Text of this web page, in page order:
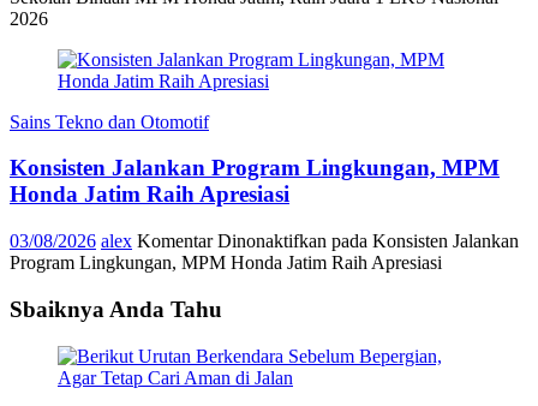
2026
Sains Tekno dan Otomotif
Konsisten Jalankan Program Lingkungan, MPM
Honda Jatim Raih Apresiasi
03/08/2026 alex Komentar Dinonaktifkan pada Konsisten Jalankan
Program Lingkungan, MPM Honda Jatim Raih Apresiasi
Sbaiknya Anda Tahu